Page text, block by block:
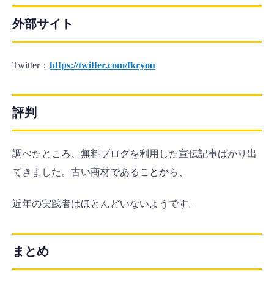
外部サイト
Twitter： https://twitter.com/fkryou
評判
調べたところ、無料ブログを利用した宣伝記事ばかり出
てきました。古い商材であることから、
近年の実践者はほとんどいないようです。
まとめ